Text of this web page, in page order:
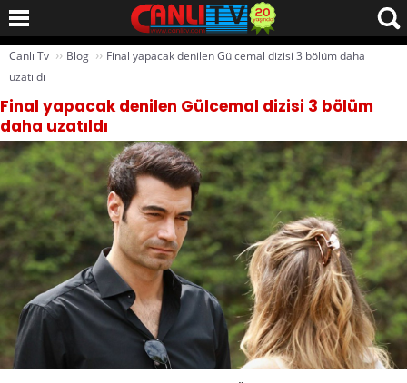
Canlı Tv ›› Blog ›› Final yapacak denilen Gülcemal dizisi 3 bölüm daha
uzatıldı
Final yapacak denilen Gülcemal dizisi 3 bölüm
daha uzatıldı